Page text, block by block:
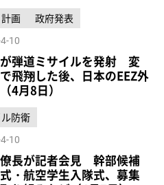
画 政府発表
10
弾道ミサイルを発射 変
飛翔した後、日本のEEZ外
4月8日）
防衛
10
長が記者会見 幹部候補
・航空学生入隊式、募集